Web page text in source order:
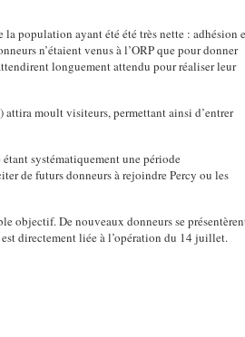
la population ayant été été très nette : adhésion
n’étaient venus à l’ORP que pour donner
longuement attendu pour réaliser leur
attira moult visiteurs, permettant ainsi d’entrer
systématiquement une période
de futurs donneurs à rejoindre Percy ou les
objectif. De nouveaux donneurs se
directement liée à l’opération du 14 juillet.